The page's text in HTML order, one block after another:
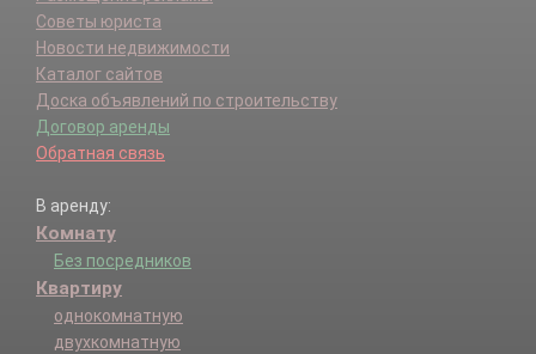
Советы юриста
Новости недвижимости
Каталог сайтов
Доска объявлений по строительству
Договор аренды
Обратная связь
В аренду:
Комнату
Без посредников
Квартиру
однокомнатную
двухкомнатную